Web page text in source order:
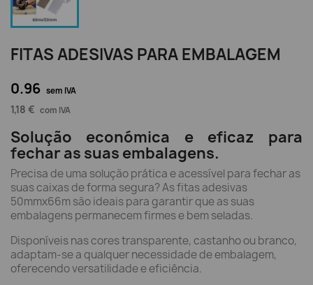
FITAS ADESIVAS PARA EMBALAGEM
0.96 sem IVA
1,18 € com IVA
Solução económica e eficaz para
fechar as suas embalagens.
Precisa de uma solução prática e acessível para fechar as
suas caixas de forma segura? As fitas adesivas
50mmx66m são ideais para garantir que as suas
embalagens permanecem firmes e bem seladas.
Disponíveis nas cores transparente, castanho ou branco,
adaptam-se a qualquer necessidade de embalagem,
oferecendo versatilidade e eficiência.